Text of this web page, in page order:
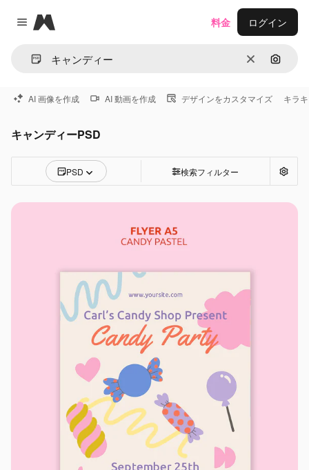
Close menu
Magnific
消去 画像で
料金 ログイン
AI 画像を作成 AI 動画を作成 デザインをカスタマイズ キラ
キャンディーPSD
PSD 検索フィルター